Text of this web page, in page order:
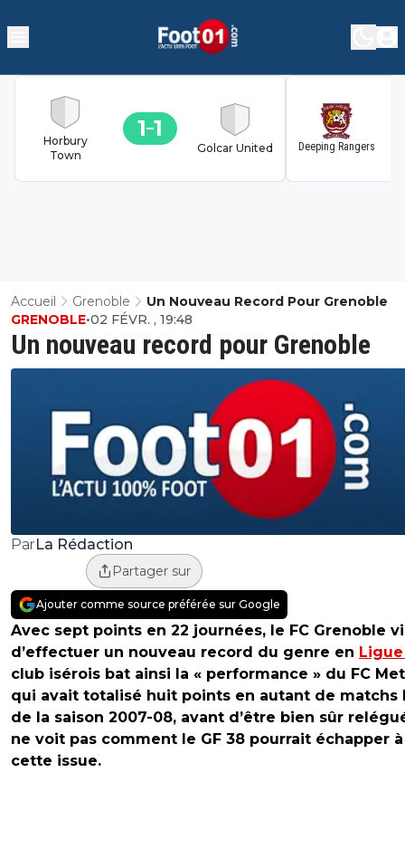
Horbury
Town
1 1
Golcar United Deeping Rangers
Accueil Grenoble Un Nouveau Record Pour Grenoble
Un nouveau record pour Grenoble
GRENOBLE•02 FÉVR. , 19:48
ParLa Rédaction
Partager sur
Ajouter comme source préférée sur Google
Avec sept points en 22 journées, le FC Grenoble
d’effectuer un nouveau record du genre en Ligue
club isérois bat ainsi la « performance » du FC
qui avait totalisé huit points en autant de matchs
de la saison 2007-08, avant d’être bien sûr
ne voit pas comment le GF 38 pourrait échapper à
cette issue.